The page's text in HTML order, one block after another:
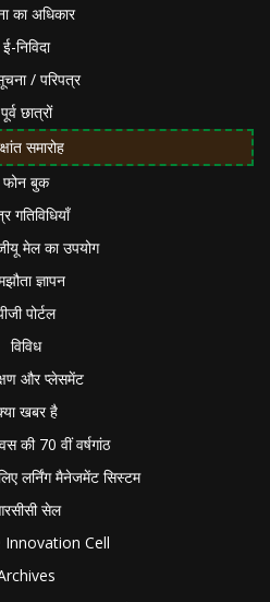
का अधिकार
ई-निविदा
/ परिपत्र
पूर्व छात्रों
समारोह
फोन बुक
गतिविधियाँ
मेल का उपयोग
ज्ञापन
पोर्टल
विविध
और प्लेसमेंट
खबर है
की 70 वीं वर्षगांठ
लर्निंग मैनेजमेंट सिस्टम
सेल
Cell